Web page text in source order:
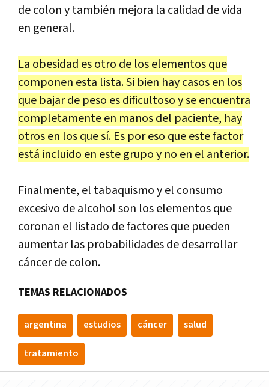
de colon y también mejora la calidad de vida
en general.
La obesidad es otro de los elementos que
componen esta lista. Si bien hay casos en los
que bajar de peso es dificultoso y se encuentra
completamente en manos del paciente, hay
otros en los que sí. Es por eso que este factor
está incluido en este grupo y no en el anterior.
Finalmente, el tabaquismo y el consumo
excesivo de alcohol son los elementos que
coronan el listado de factores que pueden
aumentar las probabilidades de desarrollar
cáncer de colon.
TEMAS RELACIONADOS
argentina estudios cáncer salud
tratamiento